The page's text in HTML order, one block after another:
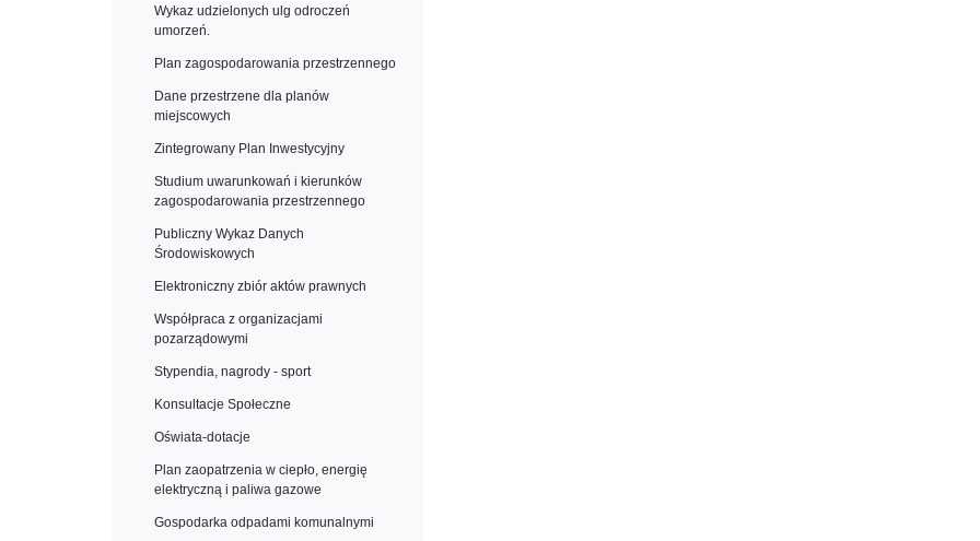
Wykaz udzielonych ulg odroczeń
umorzeń.
Plan zagospodarowania przestrzennego
Dane przestrzene dla planów
miejscowych
Zintegrowany Plan Inwestycyjny
Studium uwarunkowań i kierunków
zagospodarowania przestrzennego
Publiczny Wykaz Danych
Środowiskowych
Elektroniczny zbiór aktów prawnych
Współpraca z organizacjami
pozarządowymi
Stypendia, nagrody - sport
Konsultacje Społeczne
Oświata-dotacje
Plan zaopatrzenia w ciepło, energię
elektryczną i paliwa gazowe
Gospodarka odpadami komunalnymi